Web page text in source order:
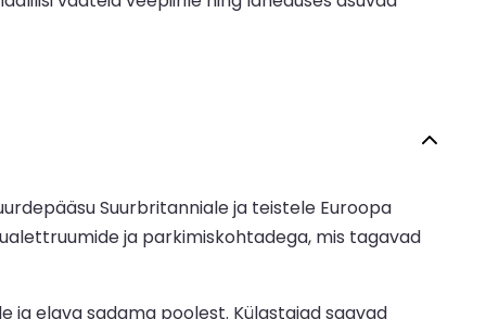
Suurbritanniale ja teistele Euroopa
ja parkimiskohtadega, mis tagavad
ja elava sadama poolest. Külastajad saavad